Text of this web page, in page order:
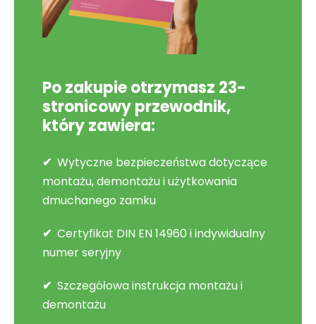
Po zakupie otrzymasz 23-
stronicowy przewodnik,
który zawiera:
Wytyczne bezpieczeństwa dotyczące
montażu, demontażu i użytkowania
dmuchanego zamku
Certyfikat DIN EN 14960 i indywidualny
numer seryjny
Szczegółowa instrukcja montażu i
demontażu